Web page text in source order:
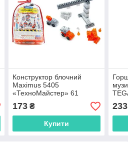
Конструктор блочний
Maximus 5405
«ТехноМайстер» 61
173₴
Купити
233